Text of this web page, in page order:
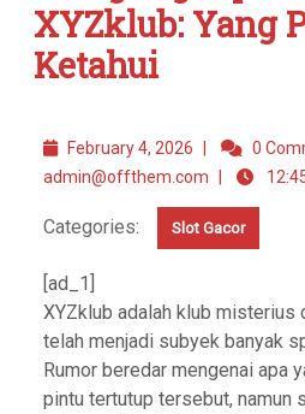
XYZklub: Yang
Ketahui
February 4, 2026 0
admin@offthem.com
Categories: Slot Gacor
[ad_1]
XYZklub adalah klub misterius
telah menjadi subyek banyak
Rumor beredar mengenai apa
pintu tertutup tersebut, namun